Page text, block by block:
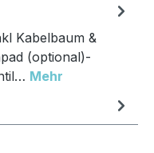
Kabelbaum &
(optional)-
Mehr